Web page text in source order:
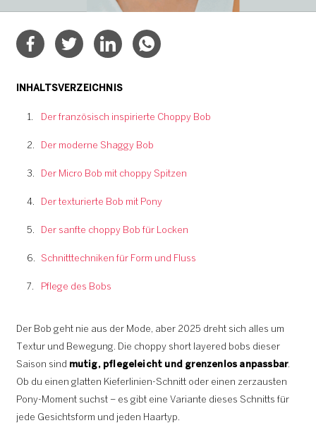
INHALTSVERZEICHNIS
Der französisch inspirierte Choppy Bob
Der moderne Shaggy Bob
Der Micro Bob mit choppy Spitzen
Der texturierte Bob mit Pony
Der sanfte choppy Bob für Locken
Schnitttechniken für Form und Fluss
Pflege des Bobs
Der Bob geht nie aus der Mode, aber 2025 dreht sich alles um
Textur und Bewegung. Die choppy short layered bobs dieser
Saison sind mutig, pflegeleicht und grenzenlos anpassbar.
Ob du einen glatten Kieferlinien-Schnitt oder einen zerzausten
Pony-Moment suchst – es gibt eine Variante dieses Schnitts für
jede Gesichtsform und jeden Haartyp.